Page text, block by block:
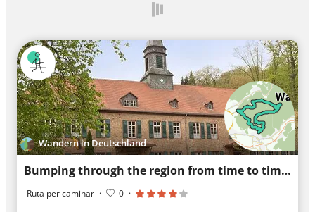
Wandern in Deutschland
Bumping through the region from time to time
Ruta per caminar · 0 ·